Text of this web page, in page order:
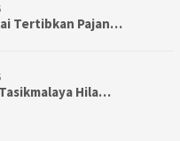
Tertibkan Pajan…
Hila…